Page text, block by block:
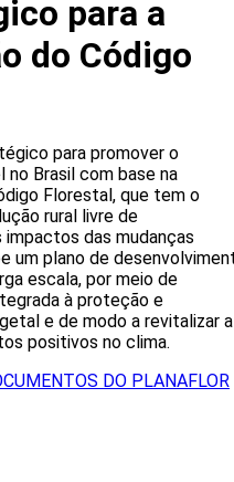
para a
do Código
para promover o
Brasil com base na
Florestal, que tem o
rural livre de
das mudanças
um plano de
escala, por meio de
à proteção e
e de modo a revitalizar a
positivos no clima.
DO PLANAFLOR